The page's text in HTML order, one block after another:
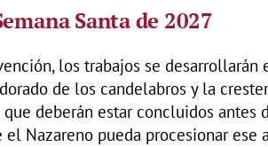
Santa de 2027
los trabajos se desarrollarán
de los candelabros y la
deberán estar concluidos antes
el Nazareno pueda procesionar ese